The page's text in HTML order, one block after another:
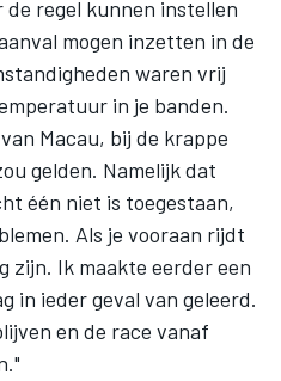
de regel kunnen instellen
mogen inzetten in de
waren vrij
in je banden.
Macau, bij de krappe
gelden. Namelijk dat
één niet is toegestaan,
Als je vooraan rijdt
zijn. Ik maakte eerder een
in ieder geval van geleerd.
en de race vanaf